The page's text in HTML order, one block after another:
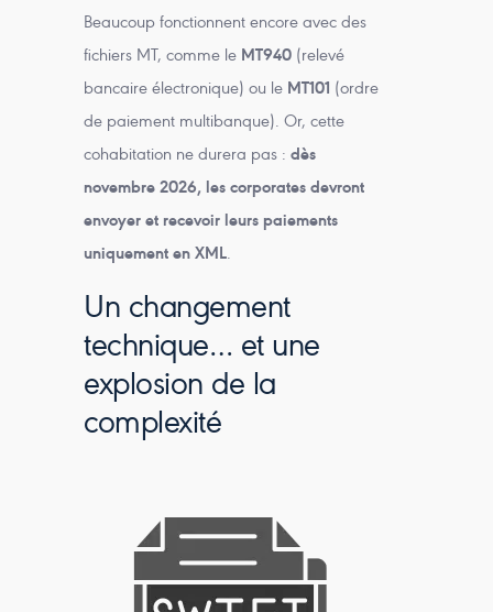
Beaucoup fonctionnent encore avec des
fichiers MT, comme le MT940 (relevé
bancaire électronique) ou le MT101 (ordre
de paiement multibanque). Or, cette
cohabitation ne durera pas :dès
novembre 2026, les corporates devront
envoyer et recevoir leurs paiements
uniquement en XML.
Un changement
technique… et une
explosion de la
complexité